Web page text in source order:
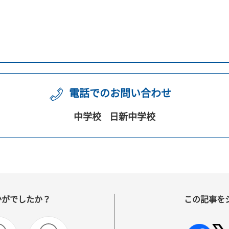
電話でのお問い合わせ
中学校 日新中学校
でしたか？ この記事を